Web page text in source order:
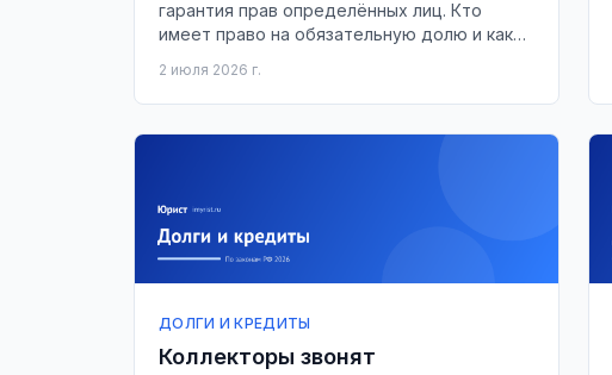
гарантия прав определённых лиц. Кто
имеет право на обязательную долю и как
2 июля 2026 г.
ДОЛГИ И КРЕДИТЫ
Коллекторы звонят